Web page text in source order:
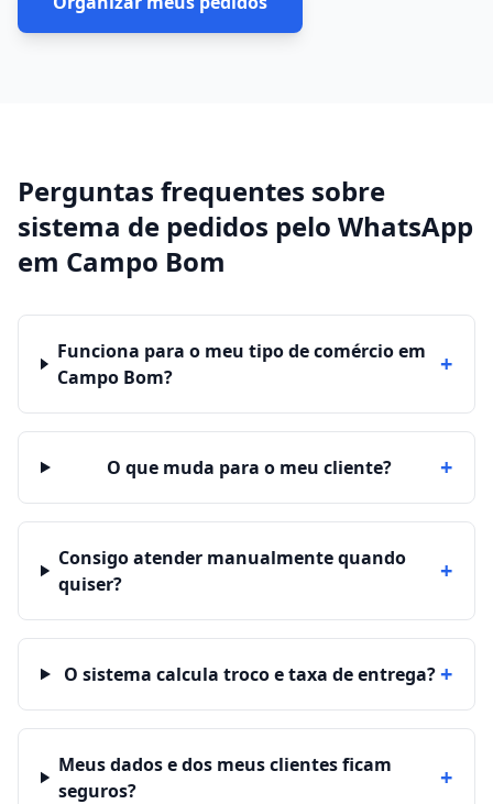
Perguntas frequentes sobre
sistema de pedidos pelo WhatsApp
em Campo Bom
Funciona para o meu tipo de comércio em
Campo Bom?
+
O que muda para o meu cliente? +
Consigo atender manualmente quando
quiser?
+
O sistema calcula troco e taxa de entrega?+
Meus dados e dos meus clientes ficam
seguros?
+